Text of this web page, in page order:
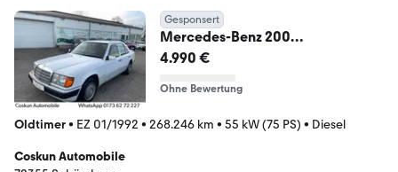
Gesponsert
Mercedes-Benz 200
D*OLDTIMER*H-
4.990 €
Ohne Bewertung
Oldtimer• EZ 01/1992 • 268.246 km • 55 kW (75 PS) • Diesel
Coskun Automobile